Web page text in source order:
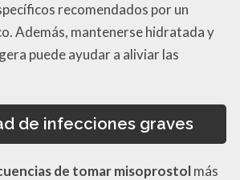
recomendados por un
Además, mantenerse hidratada y
puede ayudar a aliviar las
de infecciones graves
de tomar misoprostolmás